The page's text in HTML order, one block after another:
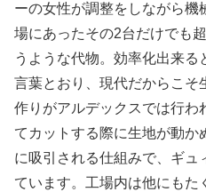
ーの女性が調整をしながら機
場にあったその2台だけでも
うような代物。効率化出来
言葉とおり、現代だからこそ
作りがアルデックスでは行わ
てカットする際に生地が動か
に吸引される仕組みで、ギュ
ています。工場内は他にも